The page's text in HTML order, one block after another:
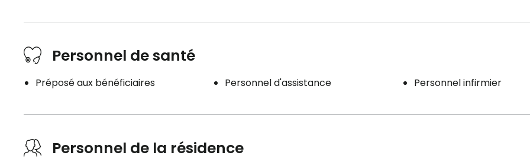
Personnel de santé
Préposé aux bénéficiaires Personnel d'assistance Personnel infirmier
Personnel de la résidence